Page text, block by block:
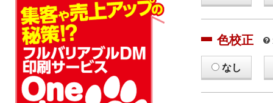
色校正
なし